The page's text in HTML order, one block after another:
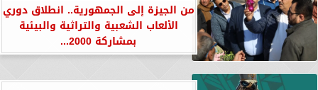
من الجيزة إلى الجمهورية.. انطلاق دوري
الألعاب الشعبية والتراثية والبيئية
بمشاركة 2000...